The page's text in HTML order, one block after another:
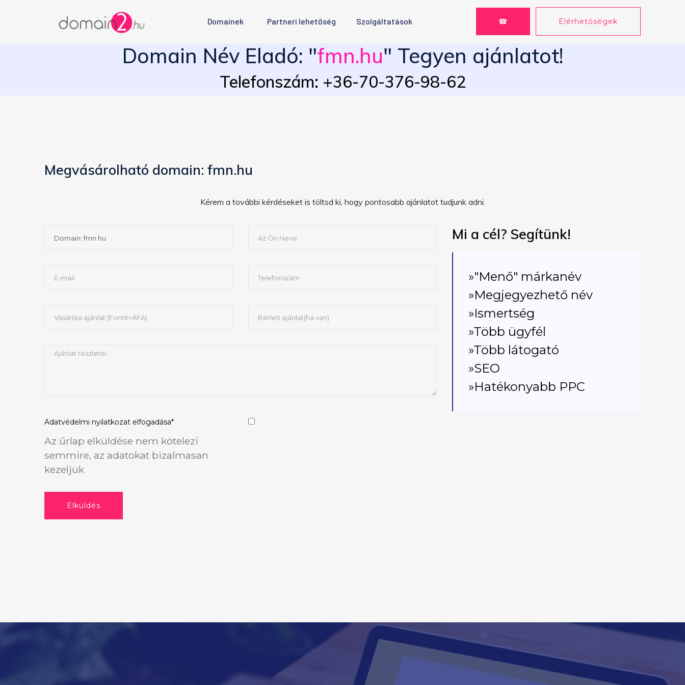
Domainek Partneri lehetőség Szolgáltatások ☎ Elérhetőségek
Domain Név Eladó: "fmn.hu" Tegyen ajánlatot!
Telefonszám: +36-70-376-98-62
Megvásárolható domain: fmn.hu
Kérem a további kérdéseket is töltsd ki, hogy pontosabb ajánlatot tudjunk adni.
Adatvédelmi nyilatkozat elfogadása*
Az űrlap elküldése nem kötelezi
semmire, az adatokat bizalmasan
kezeljük
Elküldés
Mi a cél? Segítünk!
»"Menő" márkanév
»Megjegyezhető név
»Ismertség
»Több ügyfél
»Több látogató
»SEO
»Hatékonyabb PPC